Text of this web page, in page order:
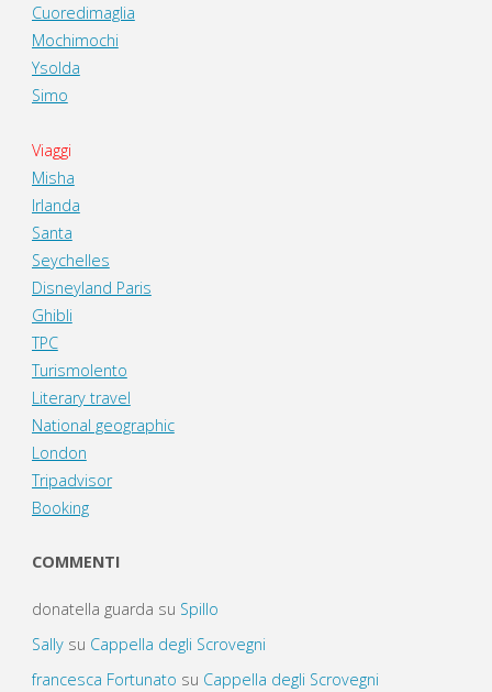
Cuoredimaglia
Mochimochi
Ysolda
Simo
Viaggi
Misha
Irlanda
Santa
Seychelles
Disneyland Paris
Ghibli
TPC
Turismolento
Literary travel
National geographic
London
Tripadvisor
Booking
COMMENTI
donatella guarda su Spillo
Sallysu Cappella degli Scrovegni
francesca Fortunato su Cappella degli Scrovegni